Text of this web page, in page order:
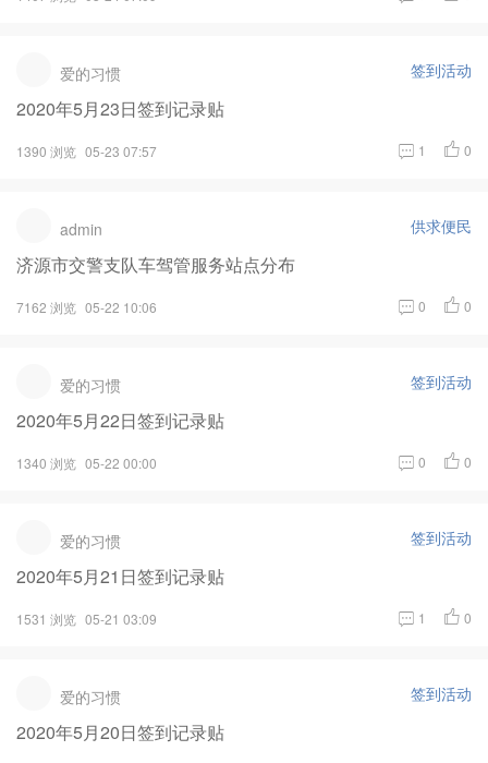
爱的习惯 签到活动
2020年5月23日签到记录贴
1390 浏览 05-23 07:57 1 0
admin 供求便民
济源市交警支队车驾管服务站点分布
7162 浏览 05-22 10:06 0 0
爱的习惯 签到活动
2020年5月22日签到记录贴
1340 浏览 05-22 00:00 0 0
爱的习惯 签到活动
2020年5月21日签到记录贴
1531 浏览 05-21 03:09 1 0
爱的习惯 签到活动
2020年5月20日签到记录贴